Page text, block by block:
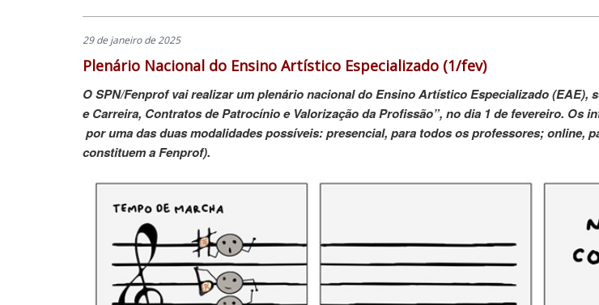
29 de janeiro de 2025
Plenário Nacional do Ensino Artístico Especializado (1/fev)
O SPN/Fenprof vai realizar um plenário nacional do Ensino Artístico Especializado (EAE),
e Carreira, Contratos de Patrocínio e Valorização da Profissão”, no dia 1 de fevereiro. Os
por uma das duas modalidades possíveis: presencial, para todos os professores; online,
constituem a Fenprof).